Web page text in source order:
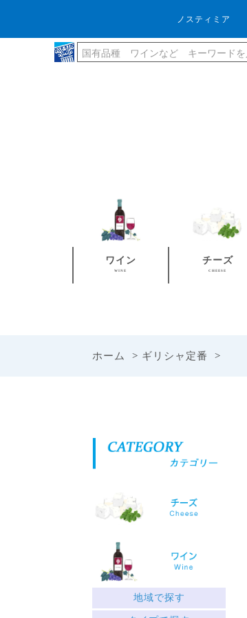
ノスティミア
ワイン
WINE
チーズ
CHEESE
ホーム > ギリシャ定番 >
地域で探す
ギリシャ北部